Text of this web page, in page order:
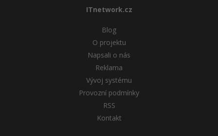
ITnetwork.cz
Blog
O projektu
Napsali o nás
Reklama
Vývoj systému
Provozní podmínky
RSS
Kontakt